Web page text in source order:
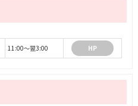
11:00～翌3:00 HP